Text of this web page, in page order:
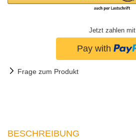
Jetzt zahlen mit
Frage zum Produkt
BESCHREIBUNG